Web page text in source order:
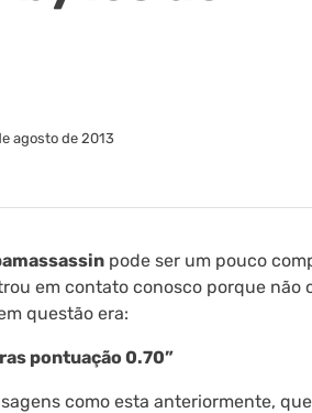
agosto de 2013
pode ser um pouco
em contato conosco porque
questão era:
pontuação 0.70”
como esta anteriormente,